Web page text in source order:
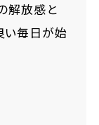
解放感と
い毎日が始